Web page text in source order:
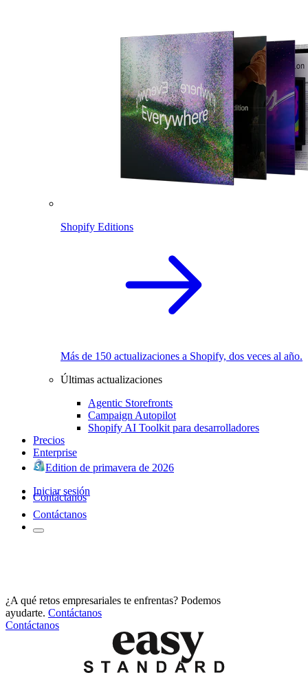
Shopify Editions
Más de 150 actualizaciones a Shopify, dos veces al año.
Últimas actualizaciones
Agentic Storefronts
Campaign Autopilot
Shopify AI Toolkit para desarrolladores
Precios
Enterprise
Edition de primavera de 2026
Iniciar sesión
Contáctanos
Contáctanos
¿A qué retos empresariales te enfrentas? Podemos
ayudarte. Contáctanos
Contáctanos